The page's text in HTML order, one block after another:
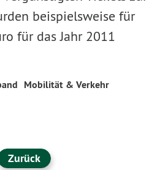
beispielsweise für
für das Jahr 2011
Mobilität & Verkehr
Zurück